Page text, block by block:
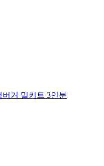
거 밀키트 3인분